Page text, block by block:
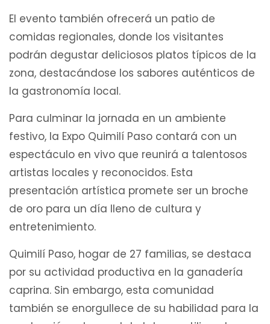
El evento también ofrecerá un patio de
comidas regionales, donde los visitantes
podrán degustar deliciosos platos típicos de la
zona, destacándose los sabores auténticos de
la gastronomía local.
Para culminar la jornada en un ambiente
festivo, la Expo Quimilí Paso contará con un
espectáculo en vivo que reunirá a talentosos
artistas locales y reconocidos. Esta
presentación artística promete ser un broche
de oro para un día lleno de cultura y
entretenimiento.
Quimilí Paso, hogar de 27 familias, se destaca
por su actividad productiva en la ganadería
caprina. Sin embargo, esta comunidad
también se enorgullece de su habilidad para la